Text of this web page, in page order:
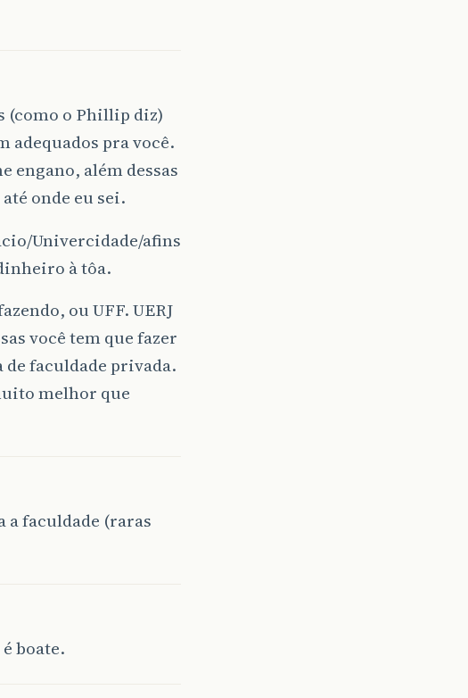
(como o Phillip diz)
adequados pra você.
engano, além dessas
onde eu sei.
Univercidade/afins
à tôa.
ou UFF. UERJ
você tem que fazer
faculdade privada.
melhor que
a faculdade (raras
boate.